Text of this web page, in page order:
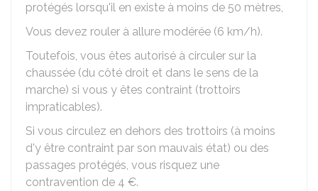
protégés lorsqu'il en existe à moins de 50 mètres,
Vous devez rouler à allure modérée (6 km/h).
Toutefois, vous êtes autorisé à circuler sur la
chaussée (du côté droit et dans le sens de la
marche) si vous y êtes contraint (trottoirs
impraticables).
Si vous circulez en dehors des trottoirs (à moins
d'y être contraint par son mauvais état) ou des
passages protégés, vous risquez une
contravention de 4 €.